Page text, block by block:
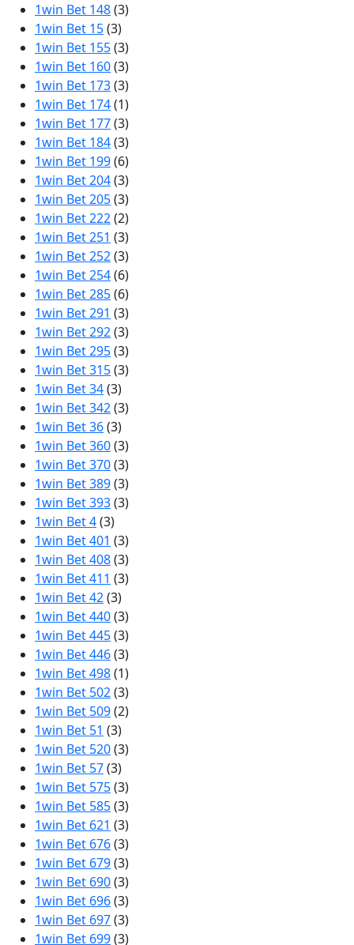
1win Bet 148(3)
1win Bet 15(3)
1win Bet 155(3)
1win Bet 160(3)
1win Bet 173(3)
1win Bet 174(1)
1win Bet 177(3)
1win Bet 184(3)
1win Bet 199(6)
1win Bet 204(3)
1win Bet 205(3)
1win Bet 222(2)
1win Bet 251 (3)
1win Bet 252(3)
1win Bet 254(6)
1win Bet 285(6)
1win Bet 291 (3)
1win Bet 292(3)
1win Bet 295(3)
1win Bet 315(3)
1win Bet 34(3)
1win Bet 342(3)
1win Bet 36(3)
1win Bet 360(3)
1win Bet 370(3)
1win Bet 389(3)
1win Bet 393(3)
1win Bet 4(3)
1win Bet 401 (3)
1win Bet 408(3)
1win Bet 411 (3)
1win Bet 42(3)
1win Bet 440(3)
1win Bet 445(3)
1win Bet 446(3)
1win Bet 498(1)
1win Bet 502(3)
1win Bet 509(2)
1win Bet 51 (3)
1win Bet 520(3)
1win Bet 57(3)
1win Bet 575(3)
1win Bet 585(3)
1win Bet 621 (3)
1win Bet 676(3)
1win Bet 679(3)
1win Bet 690(3)
1win Bet 696(3)
1win Bet 697(3)
1win Bet 699(3)